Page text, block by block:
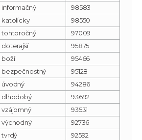
informačný
98583
katolícky
98550
tohtoročný
97009
doterajší
95875
boží
95466
bezpečnostný
95128
úvodný
94286
dlhodobý
93692
vzájomný
93531
východný
92736
tvrdý
92592